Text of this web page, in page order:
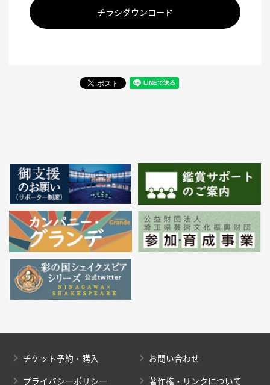
チラシダウンロード
チケット予約・購入
お問い合わせ
プライバシーポリシー
著作権・リンクについて